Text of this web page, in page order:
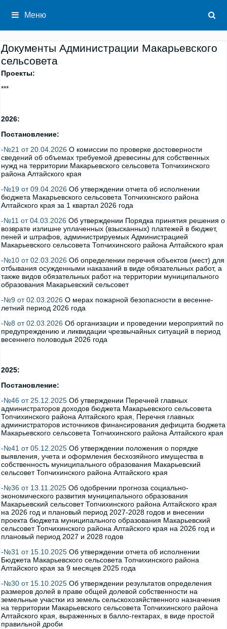
содержимому
Меню
Документы Администрации Макарьевского
сельсовета
Проекты:
***
2026:
Постановление:
-№21 от 20.04.2026 О комиссии по проверке достоверности
сведений об объемах требуемой древесины для собственных
нужд на территории Макарьевского сельсовета Топчихинского
района Алтайского края
-№19 от 09.04.2026 Об утверждении отчета об исполнении
бюджета Макарьевского сельсовета Топчихинского района
Алтайского края за 1 квартал 2026 года
-№11 от 04.03.2026 Об утверждении Порядка принятия решения о
возврате излишне уплаченных (взысканных) платежей в бюджет,
пеней и штрафов, администрируемых Администрацией
Макарьевского сельсовета Топчихинского района Алтайского края
-№10 от 02.03.2026 Об определении перечня объектов (мест) для
отбывания осужденными наказаний в виде обязательных работ, а
также видов обязательных работ на территории муниципального
образования Макарьевский сельсовет
-№9 от 02.03.2026 О мерах пожарной безопасности в весенне-
летний период 2026 года
-№8 от 02.03.2026 Об организации и проведении мероприятий по
предупреждению и ликвидации чрезвычайных ситуаций в период
весеннего половодья 2026 года
2025:
Постановление:
-№46 от 25.12.2025 Об утверждении Перечней главных
администраторов доходов бюджета Макарьевского сельсовета
Топчихинского района Алтайского края, Перечня главных
администраторов источников финансирования дефицита бюджета
Макарьевского сельсовета Топчихинского района Алтайского края
-№41 от 05.12.2025 Об утверждении положения о порядке
выявления, учета и оформления бесхозяйного имущества в
собственность муниципального образования Макарьевский
сельсовет Топчихинского района Алтайского края
-№36 от 13.11.2025 Об одобрении прогноза социально-
экономического развития муниципального образования
Макарьевский сельсовет Топчихинского района Алтайского края
на 2026 год и плановый период 2027-2028 годов и внесении
проекта бюджета муниципального образования Макарьевский
сельсовет Топчихинского района Алтайского края на 2026 год и
плановый период 2027 и 2028 годов
-№31 от 15.10.2025 Об утверждении отчета об исполнении
Бюджета Макарьевского сельсовета Топчихинского района
Алтайского края за 9 месяцев 2025 года
-№30 от 15.10.2025 Об утверждении результатов определения
размеров долей в праве общей долевой собственности на
земельные участки из земель сельскохозяйственного назначения
на территории Макарьевского сельсовета Топчихинского района
Алтайского края, выраженных в балло-гектарах, в виде простой
правильной дроби